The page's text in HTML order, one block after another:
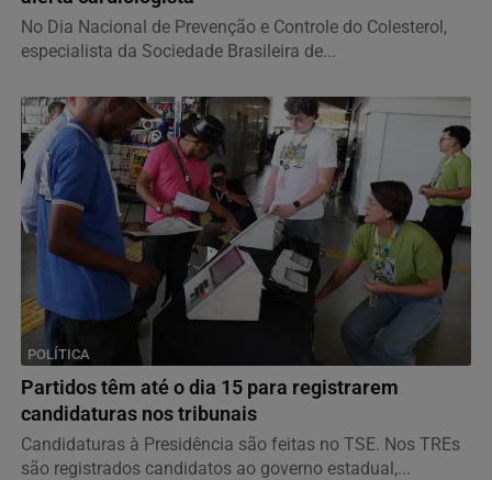
No Dia Nacional de Prevenção e Controle do Colesterol,
especialista da Sociedade Brasileira de...
POLÍTICA
Partidos têm até o dia 15 para registrarem
candidaturas nos tribunais
Candidaturas à Presidência são feitas no TSE. Nos TREs
são registrados candidatos ao governo estadual,...